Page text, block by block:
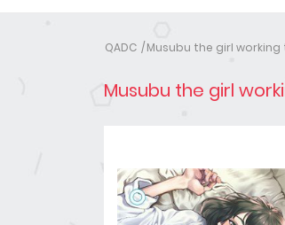
QADC Musubu the girl working
Musubu the girl